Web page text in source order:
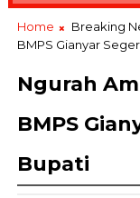
Home Breaking
BMPS Gianyar
Ngurah
BMPS
Bupati